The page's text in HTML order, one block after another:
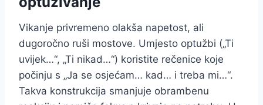
Vikanje privremeno olakša napetost, ali
dugoročno ruši mostove. Umjesto optužbi („Ti
uvijek…“, „Ti nikad…“) koristite rečenice koje
počinju s „Ja se osjećam… kad… i treba mi…“.
Takva konstrukcija smanjuje obrambenu